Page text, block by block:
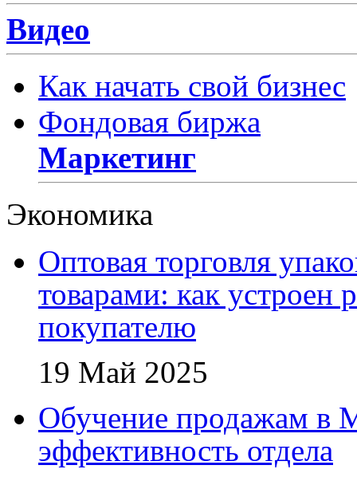
Видео
Как начать свой бизнес
Фондовая биржа
Маркетинг
Экономика
Оптовая торговля
товарами: как устроен
покупателю
19 Май 2025
Обучение продажам в
эффективность отдела